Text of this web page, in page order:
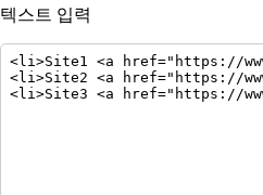
텍스트 입력